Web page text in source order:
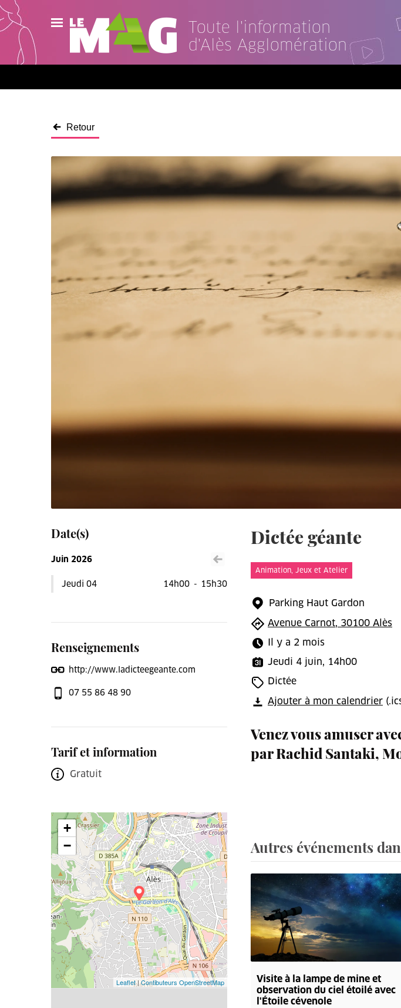
Toute l'information
d'Alès Agglomération
Actualités
Agenda
Contact
Retour
Date(s)
Voir le mois précédent
Juin 2026
Jeudi 04 14h00 - 15h30
Renseignements
http://www.ladicteegeante.com
07 55 86 48 90
Tarif et information
Gratuit
+
−
Leaflet|Contibuteurs OpenStreetMap
Dictée géante
Animation, Jeux et Atelier
Parking Haut Gardon
Avenue Carnot, 30100 Alès
Il y a 2 mois
Jeudi 4 juin, 14h00
Dictée
Ajouter à mon calendrier
Venez vous amuser
par Rachid Santaki,
Autres événements
Visite à la lampe de mine et
observation du ciel étoilé avec
l'Étoile cévenole